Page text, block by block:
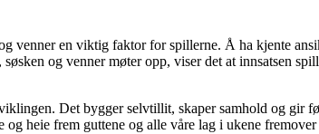
venner en viktig faktor for spillerne. Å ha kjente
og venner møter opp, viser det at innsatsen
Det bygger selvtillit, skaper samhold og gir
heie frem guttene og alle våre lag i ukene